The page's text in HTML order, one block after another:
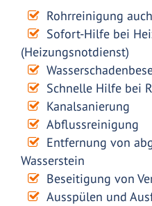
Rohrreinigung
Sofort-Hilfe bei
(Heizungsnotdienst)
Schnelle Hilfe bei
Kanalsanierung
Abflussreinigung
Entfernung von
Wasserstein
Beseitigung von
Ausspülen und